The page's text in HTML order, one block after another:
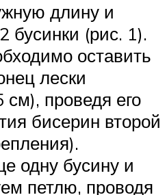
длину и
бусинки (рис. 1).
оставить
лески
проведя его
бисерин второй
одну бусину и
петлю, проводя